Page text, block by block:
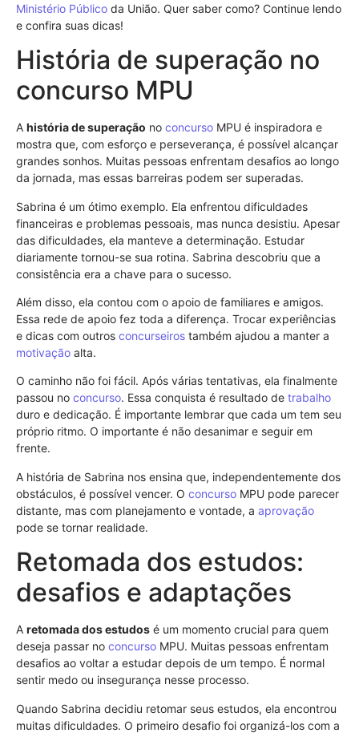
Ministério Público da União. Quer saber como? Continue lendo
e confira suas dicas!
História de superação no
concurso MPU
A história de superação no concurso MPU é inspiradora e
mostra que, com esforço e perseverança, é possível alcançar
grandes sonhos. Muitas pessoas enfrentam desafios ao longo
da jornada, mas essas barreiras podem ser superadas.
Sabrina é um ótimo exemplo. Ela enfrentou dificuldades
financeiras e problemas pessoais, mas nunca desistiu. Apesar
das dificuldades, ela manteve a determinação. Estudar
diariamente tornou-se sua rotina. Sabrina descobriu que a
consistência era a chave para o sucesso.
Além disso, ela contou com o apoio de familiares e amigos.
Essa rede de apoio fez toda a diferença. Trocar experiências
e dicas com outros concurseiros também ajudou a manter a
motivação alta.
O caminho não foi fácil. Após várias tentativas, ela finalmente
passou no concurso. Essa conquista é resultado de trabalho
duro e dedicação. É importante lembrar que cada um tem seu
próprio ritmo. O importante é não desanimar e seguir em
frente.
A história de Sabrina nos ensina que, independentemente dos
obstáculos, é possível vencer. O concurso MPU pode parecer
distante, mas com planejamento e vontade, a aprovação
pode se tornar realidade.
Retomada dos estudos:
desafios e adaptações
A retomada dos estudos é um momento crucial para quem
deseja passar no concurso MPU. Muitas pessoas enfrentam
desafios ao voltar a estudar depois de um tempo. É normal
sentir medo ou insegurança nesse processo.
Quando Sabrina decidiu retomar seus estudos, ela encontrou
muitas dificuldades. O primeiro desafio foi organizá-los com a